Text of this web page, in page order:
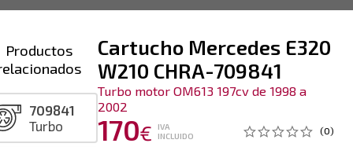
Cartucho Mercedes E320
W210 CHRA-709841
Turbo motor OM613 197cv de 1998 a
2002
170€
IVA
INCLUIDO
(0)
Productos
709841
Turbo